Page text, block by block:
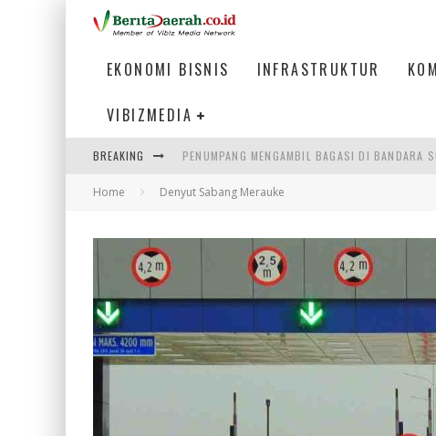
EKONOMI BISNIS INFRASTRUKTUR
VIBIZMEDIA
BREAKING PENUMPANG MENGAMBIL BAGASI DI BANDARA
WARGA MEMANCING DI KAWASAN MEGAMAS,
MENJAWAB KEBUTUHAN DUNIA KERJA,
Home Denyut Sabang Merauke